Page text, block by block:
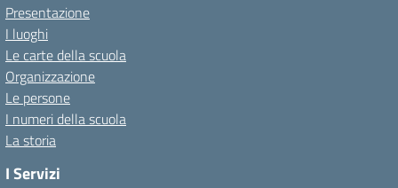
Presentazione
I luoghi
Le carte della scuola
Organizzazione
Le persone
I numeri della scuola
La storia
I Servizi